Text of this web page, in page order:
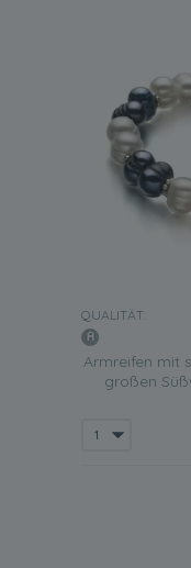
QUALITÄT:
Armreifen mit
großen